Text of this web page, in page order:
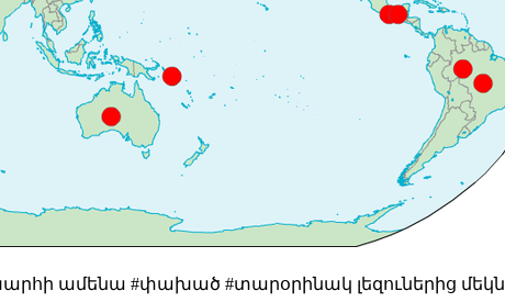
ամենա #փախած #տարօրինակ լեզուներից